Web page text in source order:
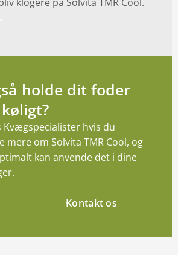
holde dit foder
Kvægspecialister hvis du
mere om Solvita TMR Cool, og
kan anvende det i dine
Cool Kontakt os